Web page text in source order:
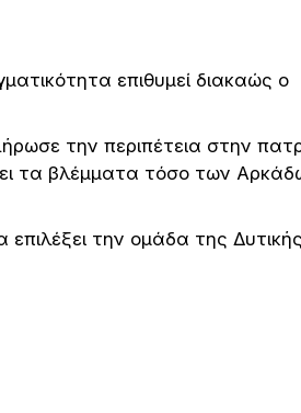
επιθυμεί διακαώς ο
την περιπέτεια στην
τα βλέμματα τόσο των
την ομάδα της